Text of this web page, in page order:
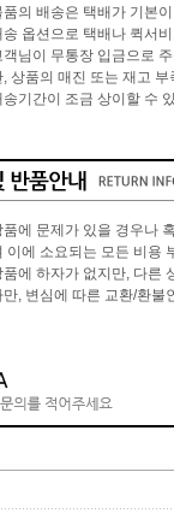
품의 배송은 택배가 기본
송 옵션으로 택배나 퀵서
객님이 무통장 입금으로
, 상품의 매진 또는 재고
송기간이 조금 상이할 수
품에 문제가 있을 경우나
이에 소요되는 모든 비용
품에 하자가 없지만, 다른
만, 변심에 따른 교환/환불